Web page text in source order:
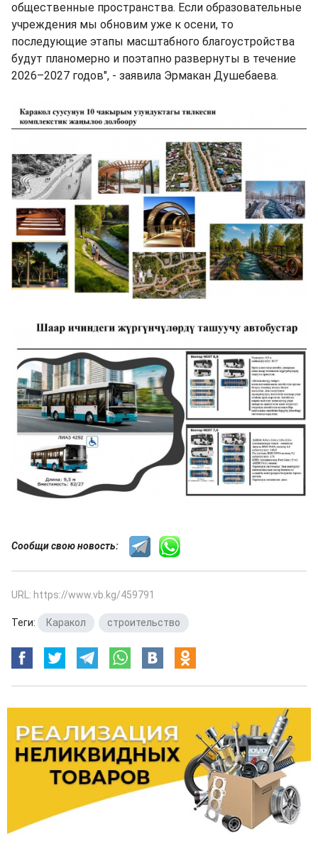
общественные пространства. Если образовательные
учреждения мы обновим уже к осени, то
последующие этапы масштабного благоустройства
будут планомерно и поэтапно развернуты в течение
2026–2027 годов", - заявила Эрмакан Душебаева.
Сообщи свою новость:
URL: https://www.vb.kg/459791
Теги: Каракол строительство